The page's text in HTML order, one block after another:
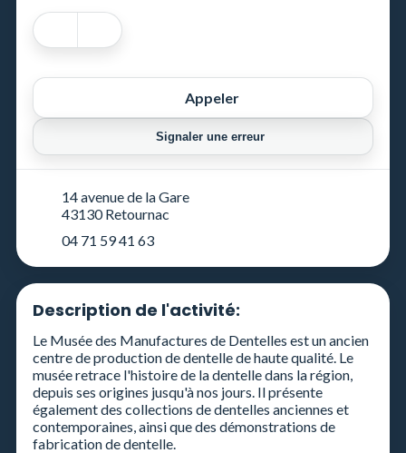
Appeler
Signaler une erreur
14 avenue de la Gare
43130 Retournac
04 71 59 41 63
Description de l'activité:
Le Musée des Manufactures de Dentelles est un ancien
centre de production de dentelle de haute qualité. Le
musée retrace l'histoire de la dentelle dans la région,
depuis ses origines jusqu'à nos jours. Il présente
également des collections de dentelles anciennes et
contemporaines, ainsi que des démonstrations de
fabrication de dentelle.